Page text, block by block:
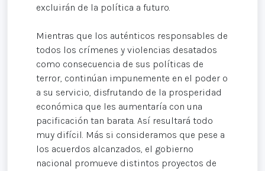
excluirán de la política a futuro.
Mientras que los auténticos responsables de
todos los crímenes y violencias desatados
como consecuencia de sus políticas de
terror, continúan impunemente en el poder o
a su servicio, disfrutando de la prosperidad
económica que les aumentaría con una
pacificación tan barata. Así resultará todo
muy difícil. Más si consideramos que pese a
los acuerdos alcanzados, el gobierno
nacional promueve distintos proyectos de